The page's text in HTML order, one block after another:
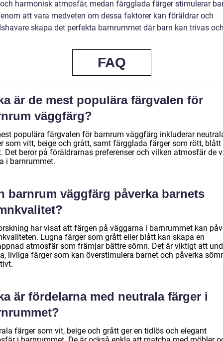
harmonisk atmosfär, medan färgglada färger stimulerar
att vara medveten om dessa faktorer kan föräldrar och
skapa det perfekta barnrummet där barn kan trivas
FAQ
är de mest populära färgvalen för
väggfärg?
populära färgvalen för barnrum väggfärg inkluderar
som vitt, beige och grått, samt färgglada färger som rött, blått
Det beror på föräldrarnas preferenser och vilken atmosfär de
i barnrummet.
barnrum väggfärg påverka barnets
har visat att färgen på väggarna i barnrummet kan
Lugna färger som grått eller blått kan skapa en
atmosfär som främjar bättre sömn. Det är viktigt att
livliga färger som kan överstimulera barnet och påverka
är fördelarna med neutrala färger i
färger som vit, beige och grått ger en tidlös och elegant